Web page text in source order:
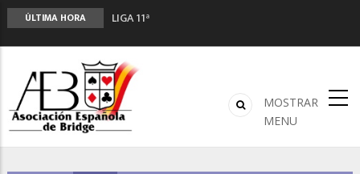
ÚLTIMA HORA
LIGA 11ª
Monitores de Bridge
ANUNCIATE EN NUESTRA REVISTA
NUEVA PROGRAMACIÓN TORNEOS FUNBRIDGE
MOSTRAR
MENU